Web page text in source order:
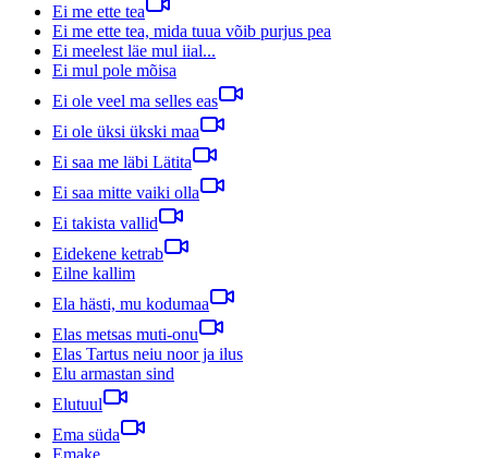
Ei me ette tea
Ei me ette tea, mida tuua võib purjus pea
Ei meelest läe mul iial...
Ei mul pole mõisa
Ei ole veel ma selles eas
Ei ole üksi ükski maa
Ei saa me läbi Lätita
Ei saa mitte vaiki olla
Ei takista vallid
Eidekene ketrab
Eilne kallim
Ela hästi, mu kodumaa
Elas metsas muti-onu
Elas Tartus neiu noor ja ilus
Elu armastan sind
Elutuul
Ema süda
Emake